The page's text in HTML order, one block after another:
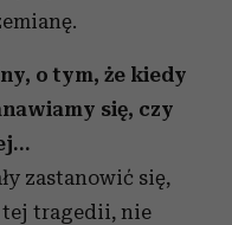
o tym, że kiedy
się, czy
zastanowić się,
tej tragedii, nie